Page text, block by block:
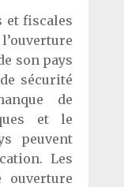
et fiscales
son pays
sécurité
de
et le
peuvent
Les
ouverture